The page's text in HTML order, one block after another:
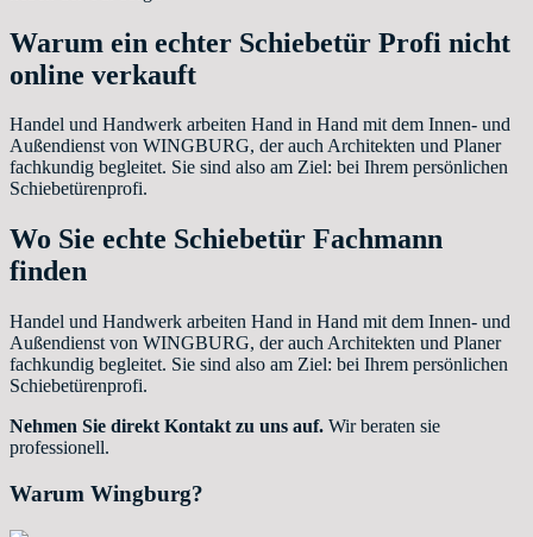
Warum ein echter Schiebetür Profi nicht
online verkauft
Handel und Handwerk arbeiten Hand in Hand mit dem Innen- und
Außendienst von WINGBURG, der auch Architekten und Planer
fachkundig begleitet. Sie sind also am Ziel: bei Ihrem persönlichen
Schiebetürenprofi.
Wo Sie echte Schiebetür Fachmann
finden
Handel und Handwerk arbeiten Hand in Hand mit dem Innen- und
Außendienst von WINGBURG, der auch Architekten und Planer
fachkundig begleitet. Sie sind also am Ziel: bei Ihrem persönlichen
Schiebetürenprofi.
Nehmen Sie direkt Kontakt zu uns auf. Wir beraten sie
professionell.
Warum Wingburg?